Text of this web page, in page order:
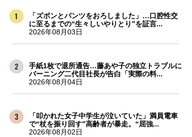
「ズボンとパンツをおろしました」…口腔性交
に至るまでの“生々しいやりとり”を証言...
2026年08月03日
手紙1枚で退所通告…藤あや子の独立トラブルに
バーニング二代目社長が告白「実際の料...
2026年08月04日
「叩かれた女子中学生が泣いていた」満員電車
で“杖を振り回す”高齢者が暴走。“屈強...
2026年08月02日